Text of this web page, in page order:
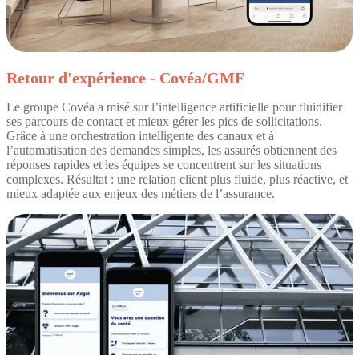
Retour d'expérience - Covéa/GMF
Le groupe Covéa a misé sur l’intelligence artificielle pour fluidifier
ses parcours de contact et mieux gérer les pics de sollicitations.
Grâce à une orchestration intelligente des canaux et à
l’automatisation des demandes simples, les assurés obtiennent des
réponses rapides et les équipes se concentrent sur les situations
complexes. Résultat : une relation client plus fluide, plus réactive, et
mieux adaptée aux enjeux des métiers de l’assurance.